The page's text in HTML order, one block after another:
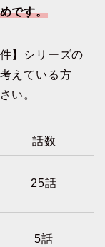
です。
】シリーズの
えている方
い。
話数
25話
5話